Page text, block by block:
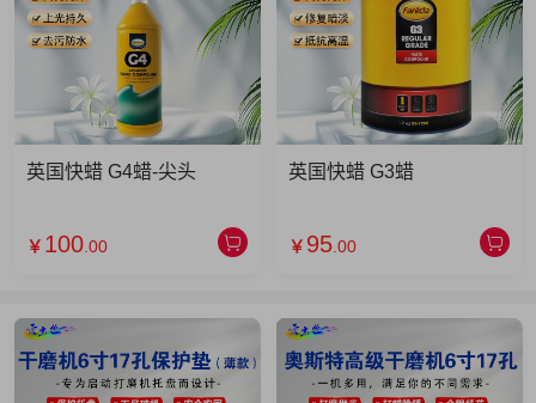
英国快蜡 G4蜡-尖头
￥ 100 .00
英国快蜡 G3蜡
￥ 95 .00